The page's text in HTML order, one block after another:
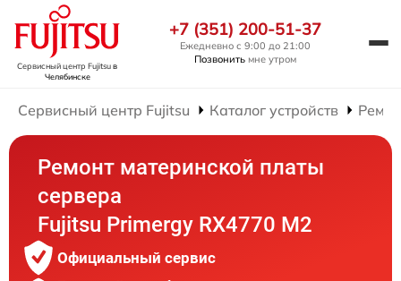
Сервисный центр Fujitsuв
Челябинске
+7 (351) 200-51-37
Ежедневно с 9:00 до 21:00
Позвонить мне утром
Сервисный центр Fujitsu Каталог устройств
Ремонт материнской платы
сервера
Fujitsu Primergy RX4770 M2
Официальный сервис